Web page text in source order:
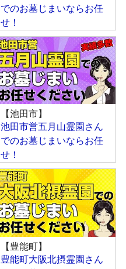
でのお墓じまいならお任
せ！
【池田市】
池田市営五月山霊園さん
でのお墓じまいならお任
せ！
【豊能町】
豊能町大阪北摂霊園さん